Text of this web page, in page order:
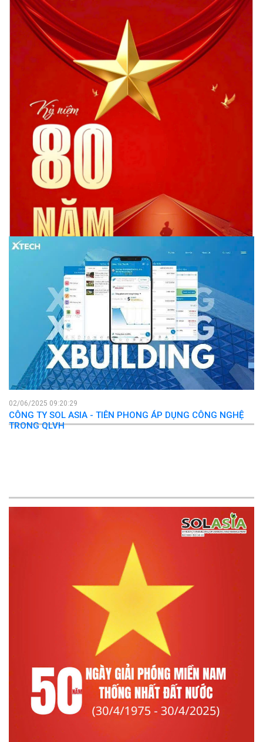
27/08/2025 10:25:34
CHẢO MỪNG KỶ NIỆM 80 NĂM NGÀY QUỐC KHÁNH 2/9
02/06/2025 09:20:29
CÔNG TY SOL ASIA - TIÊN PHONG ÁP DỤNG CÔNG NGHỆ
TRONG QLVH